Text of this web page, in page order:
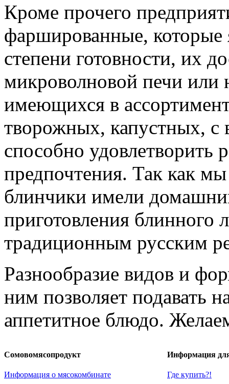
Кроме прочего
фаршированные, которые
степени готовности, их
микроволновой печи или
имеющихся в
творожных, капустных,
способно удовлетворить
предпочтения. Так как
блинчики имели
приготовления блинного
традиционным русским
Разнообразие видов и
ним позволяет подавать
аппетитное блюдо.
Сомовомясопродукт
Информация о мясокомбинате
Информация
Где купить?!